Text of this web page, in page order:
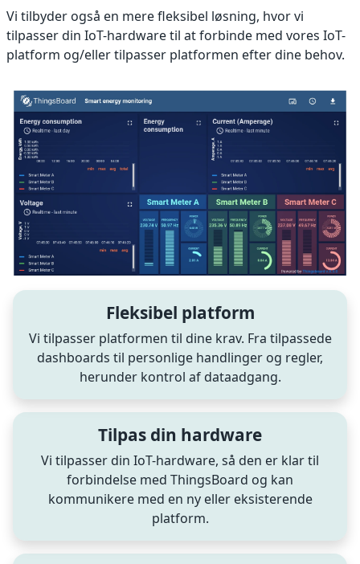
Vi tilbyder også en mere fleksibel løsning, hvor vi
tilpasser din IoT-hardware til at forbinde med vores IoT-
platform og/eller tilpasser platformen efter dine behov.
Fleksibel platform
Vi tilpasser platformen til dine krav. Fra tilpassede
dashboards til personlige handlinger og regler,
herunder kontrol af dataadgang.
Tilpas din hardware
Vi tilpasser din IoT-hardware, så den er klar til
forbindelse med ThingsBoard og kan
kommunikere med en ny eller eksisterende
platform.